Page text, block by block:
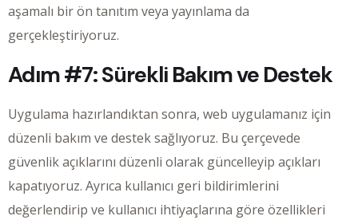
aşamalı bir ön tanıtım veya yayınlama da
gerçekleştiriyoruz.
Adım #7: Sürekli Bakım ve Destek
Uygulama hazırlandıktan sonra, web uygulamanız için
düzenli bakım ve destek sağlıyoruz. Bu çerçevede
güvenlik açıklarını düzenli olarak güncelleyip açıkları
kapatıyoruz. Ayrıca kullanıcı geri bildirimlerini
değerlendirip ve kullanıcı ihtiyaçlarına göre özellikleri